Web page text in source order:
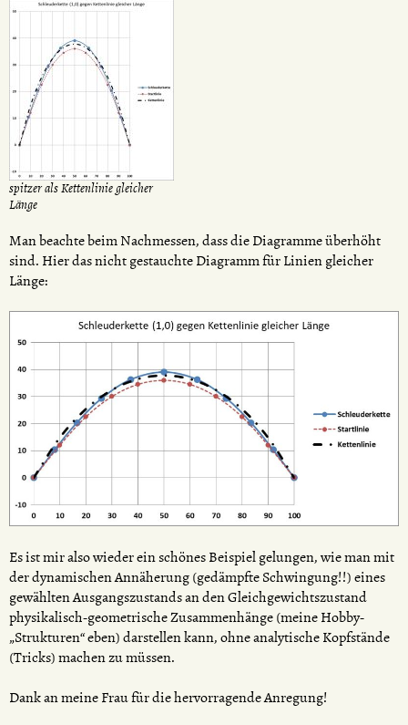
spitzer als Kettenlinie gleicher
Länge
Man beachte beim Nachmessen, dass die Diagramme überhöht
sind. Hier das nicht gestauchte Diagramm für Linien gleicher
Länge:
Es ist mir also wieder ein schönes Beispiel gelungen, wie man mit
der dynamischen Annäherung (gedämpfte Schwingung!!) eines
gewählten Ausgangszustands an den Gleichgewichtszustand
physikalisch-geometrische Zusammenhänge (meine Hobby-
„Strukturen“ eben) darstellen kann, ohne analytische Kopfstände
(Tricks) machen zu müssen.
Dank an meine Frau für die hervorragende Anregung!